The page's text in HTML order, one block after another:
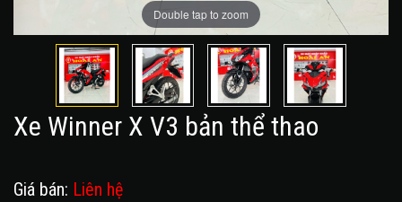
Double tap to zoom
Xe Winner X V3 bản thể thao
Giá bán: Liên hệ